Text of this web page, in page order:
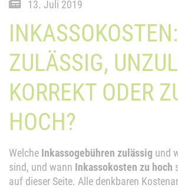
13. Juli 2019
INKASSOKOSTEN:
ZULÄSSIG,
KORREKT ODER
HOCH?
Welche Inkassogebühren zulässig und
sind, und wann Inkassokosten zu hoch
auf dieser Seite. Alle denkbaren